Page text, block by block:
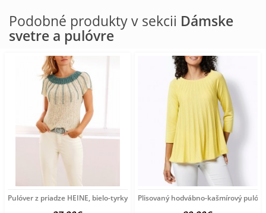
Podobné produkty v sekcii Dámske
svetre a pulóvre
Pulóver z priadze HEINE, bielo-tyrkysovýPlisovaný hodvábno-kašmírový